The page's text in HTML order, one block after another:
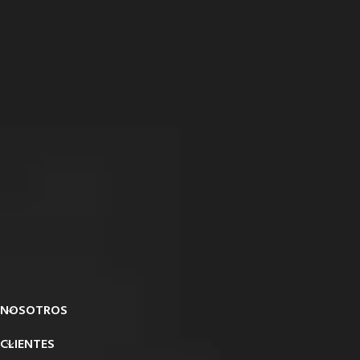
NOSOTROS
CLIENTES